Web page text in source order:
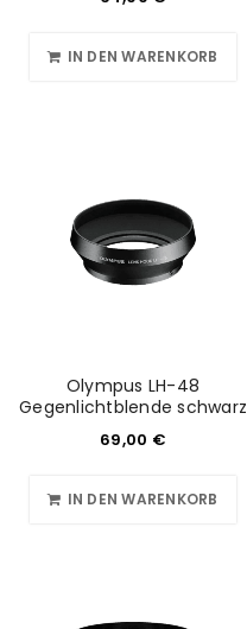
IN DEN WARENKORB
Olympus LH-48
Gegenlichtblende schwarz
69,00 €
IN DEN WARENKORB